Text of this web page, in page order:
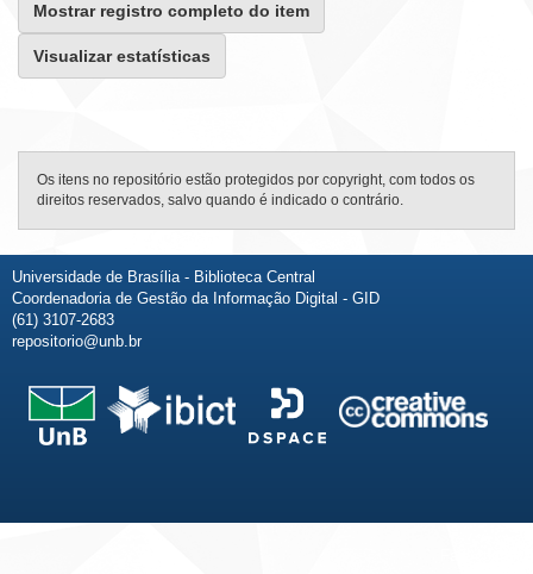
Mostrar registro completo do item
Visualizar estatísticas
Os itens no repositório estão protegidos por copyright, com todos os
direitos reservados, salvo quando é indicado o contrário.
Universidade de Brasília - Biblioteca Central
Coordenadoria de Gestão da Informação Digital - GID
(61) 3107-2683
repositorio@unb.br